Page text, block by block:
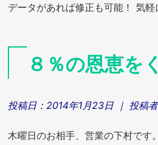
データがあれば修正も可能！ 気軽
８％の恩恵を
投稿日：2014年1月23日 ｜ 投稿
木曜日のお相手、営業の下村です。